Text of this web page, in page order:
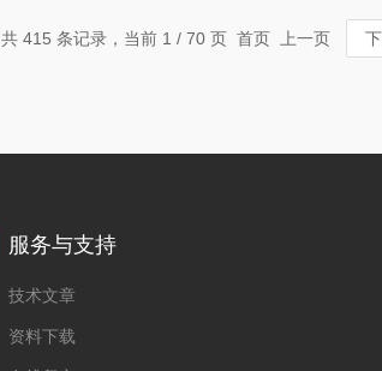
共 415 条记录，当前 1 / 70 页 首页 上一页
服务与支持
技术文章
资料下载